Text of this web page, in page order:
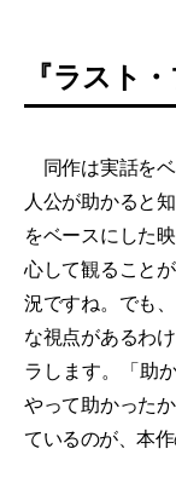
『ラスト
同作は実話を
人公が助かると
をベースにした
心して観ること
況ですね。でも
な視点があるわ
ラします。「助
やって助かった
ているのが、本